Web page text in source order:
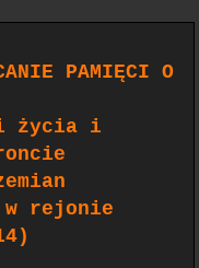
PAMIĘCI O
życia i
w rejonie